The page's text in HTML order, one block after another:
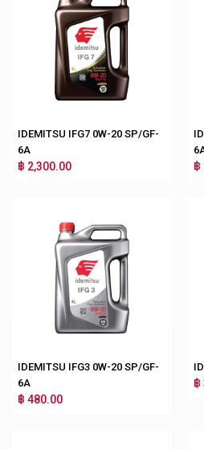
IDEMITSU IFG7 0W-20 SP/GF-
6A
฿ 2,300.00 ฿
IDEMITSU IFG3 0W-20 SP/GF-
6A
฿ 480.00
฿